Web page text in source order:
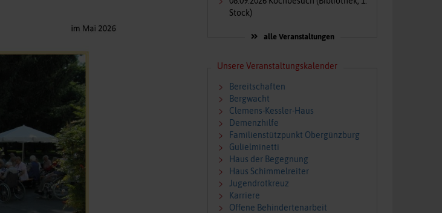
Stock)
alle Veranstaltungen
Unsere Veranstaltungskalender
Bereitschaften
Bergwacht
Clemens-Kessler-Haus
Demenzhilfe
Familienstützpunkt Obergünzburg
Gulielminetti
Haus der Begegnung
Haus Schimmelreiter
Jugendrotkreuz
Karriere
Offene Behindertenarbeit